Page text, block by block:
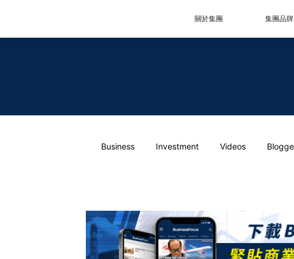
關於集團 集團品牌
Business Investment Videos